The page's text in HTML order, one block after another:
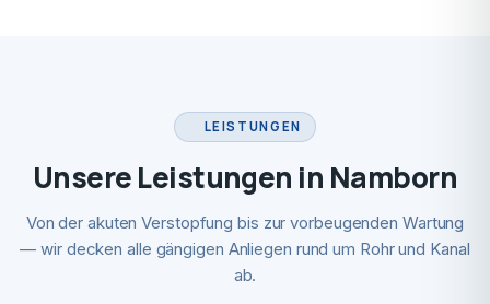
LEISTUNGEN
Unsere Leistungen in Namborn
Von der akuten Verstopfung bis zur vorbeugenden Wartung
— wir decken alle gängigen Anliegen rund um Rohr und Kanal
ab.